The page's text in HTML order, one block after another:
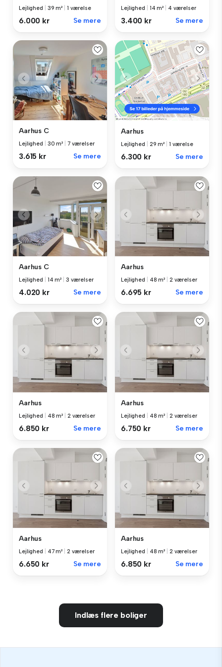
Lejlighed 39 m² 1 værelse
6.000 kr Se mere
Lejlighed 14 m² 4 værelser
3.400 kr Se mere
Aarhus C
Lejlighed 30 m² 7 værelser
3.615 kr Se mere
Aarhus
Lejlighed 29 m² 1 værelse
6.300 kr Se mere
Aarhus C
Lejlighed 14 m² 3 værelser
4.020 kr Se mere
Aarhus
Lejlighed 48 m² 2 værelser
6.695 kr Se mere
Aarhus
Lejlighed 48 m² 2 værelser
6.850 kr Se mere
Aarhus
Lejlighed 48 m² 2 værelser
6.750 kr Se mere
Aarhus
Lejlighed 47 m² 2 værelser
6.650 kr Se mere
Aarhus
Lejlighed 48 m² 2 værelser
6.850 kr Se mere
Indlæs flere boliger